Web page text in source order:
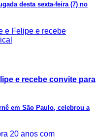
desta sexta-feira (7) no
e recebe convite para
em São Paulo, celebrou a